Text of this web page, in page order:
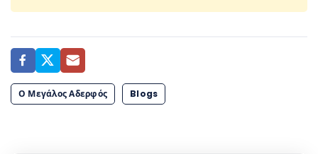
Ο Μεγάλος Αδερφός Blogs